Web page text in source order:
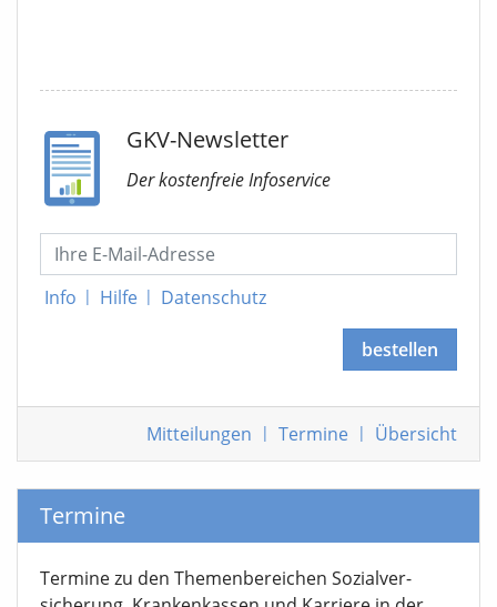
GKV-Newsletter
Der kostenfreie Infoservice
Info | Hilfe | Datenschutz
bestellen
Mitteilungen | Termine | Übersicht
Termine
Termine zu den Themen­bereichen Sozialver­